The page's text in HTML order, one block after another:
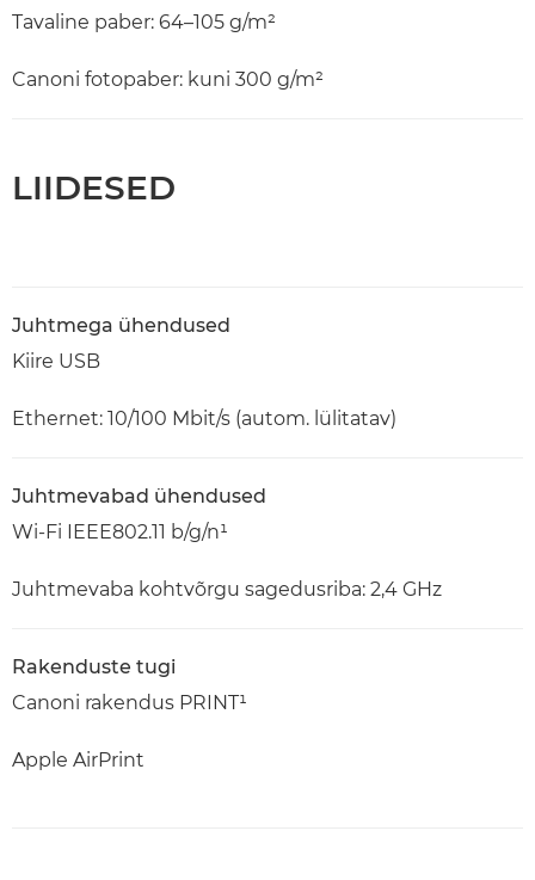
Tavaline paber: 64–105 g/m²
Canoni fotopaber: kuni 300 g/m²
LIIDESED
Juhtmega ühendused
Kiire USB
Ethernet: 10/100 Mbit/s (autom. lülitatav)
Juhtmevabad ühendused
Wi-Fi IEEE802.11 b/g/n¹
Juhtmevaba kohtvõrgu sagedusriba: 2,4 GHz
Rakenduste tugi
Canoni rakendus PRINT¹
Apple AirPrint